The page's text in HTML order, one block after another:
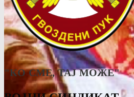
"КО СМЕ, ТАJ МОЖЕ"